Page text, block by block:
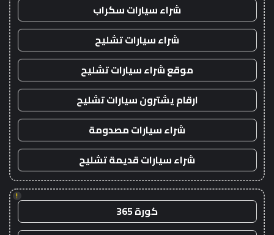
شراء سيارات سكراب
شراء سيارات تشليح
موقع شراء سيارات تشليح
ارقام يشترون سيارات تشليح
شراء سيارات مصدومة
شراء سيارات قديمة تشليح
!
كورة 365